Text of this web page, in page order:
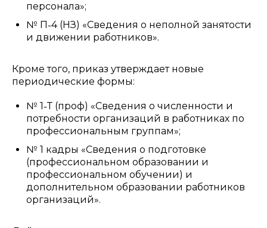
персонала»;
№ П˗4 (НЗ) «Сведения о неполной занятости
и движении работников».
Кроме того, приказ утверждает новые
периодические формы:
№ 1˗Т (проф) «Сведения о численности и
потребности организаций в работниках по
профессиональным группам»;
№ 1 кадры «Сведения о подготовке
(профессиональном образовании и
профессиональном обучении) и
дополнительном образовании работников
организаций».